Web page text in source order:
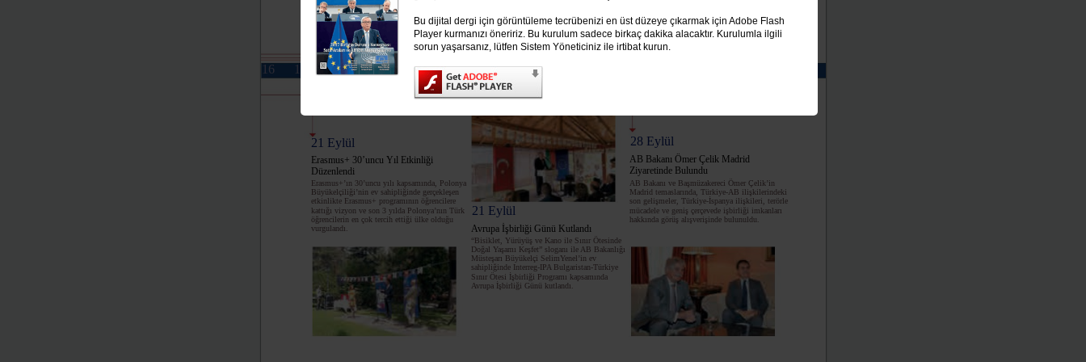
Bu dijital dergi için görüntüleme tecrübenizi en üst düzeye çıkarmak için Adobe Flash
Player kurmanızı öneririz. Bu kurulum sadece birkaç dakika alacaktır. Kurulumla ilgili
sorun yaşarsanız, lütfen Sistem Yöneticiniz ile irtibat kurun.
21 Eylül
Avrupa İşbirliği Günü Kutlandı
“Bisiklet, Yürüyüş ve Kano ile Sınır Ötesinde
Doğal Yaşamı Keşfet” sloganı ile AB Bakanlığı
Müsteşarı Büyükelçi SelimYenel’in ev
sahipliğinde Interreg-IPA Bulgaristan-Türkiye
Sınır Ötesi İşbirliği Programı kapsamında
Avrupa İşbirliği Günü kutlandı.
21 Eylül
AB Bakanı Ömer Çelik Madrid
Ziyaretinde Bulundu
AB Bakanı ve Başmüzakereci Ömer Çelik’in
Madrid temaslarında, Türkiye-AB ilişkilerindeki
son gelişmeler, Türkiye-İspanya ilişkileri, terörle
mücadele ve geniş çerçevede işbirliği imkanları
hakkında görüş alışverişinde bulunuldu.
28 Eylül
Erasmus+ 30’uncu Yıl Etkinliği
Düzenlendi
Erasmus+’ın 30’uncu yılı kapsamında, Polonya
Büyükelçiliği’nin ev sahipliğinde gerçekleşen
etkinlikte Erasmus+ programının öğrencilere
kattığı vizyon ve son 3 yılda Polonya’nın Türk
öğrencilerin en çok tercih ettiği ülke olduğu
vurgulandı.
16 17 18 19 20 21 22 23 24